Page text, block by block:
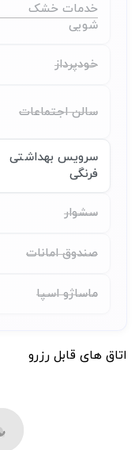
خدمات خشک
شویی
خودپرداز
سالن اجتماعات
سرویس بهداشتی
فرنگی
سشوار
صندوق امانات
ماساژو اسپا
اتاق های قابل رزرو